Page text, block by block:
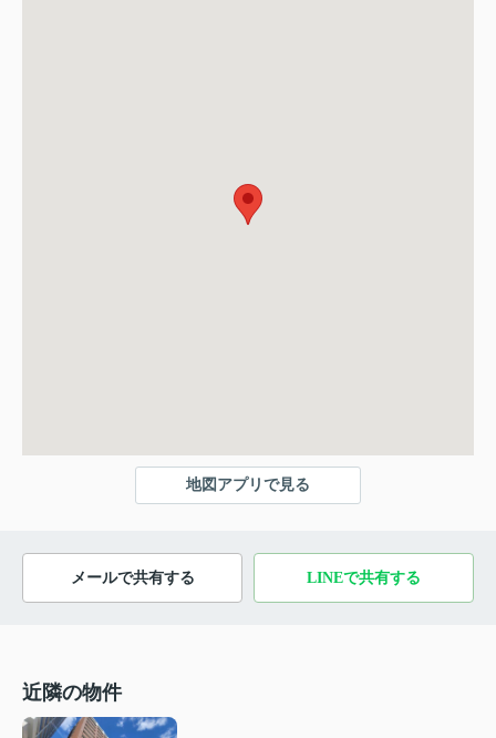
地図アプリで見る
メールで共有する LINEで共有する
近隣の物件